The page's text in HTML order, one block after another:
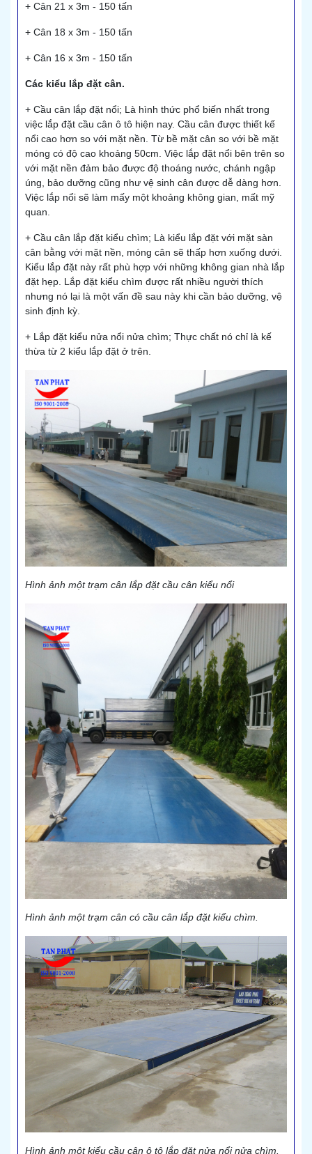
+ Cân 21 x 3m - 150 tấn
+ Cân 18 x 3m - 150 tấn
+ Cân 16 x 3m - 150 tấn
Các kiểu lắp đặt cân.
+ Cầu cân lắp đặt nổi; Là hình thức phổ biến nhất trong
việc lắp đặt cầu cân ô tô hiện nay. Cầu cân được thiết kế
nổi cao hơn so với mặt nền. Từ bề mặt cân so với bề mặt
móng có độ cao khoảng 50cm. Việc lắp đặt nổi bên trên so
với mặt nền đảm bảo được độ thoáng nước, chánh ngập
úng, bảo dưỡng cũng như vệ sinh cân được dễ dàng hơn.
Việc lắp nổi sẽ làm mấy một khoảng không gian, mất mỹ
quan.
+ Cầu cân lắp đặt kiểu chìm; Là kiểu lắp đặt với mặt sàn
cân bằng với mặt nền, móng cân sẽ thấp hơn xuống dưới.
Kiểu lắp đặt này rất phù hợp với những không gian nhà lắp
đặt hẹp. Lắp đặt kiểu chìm được rất nhiều người thích
nhưng nó lại là một vấn đề sau này khi cần bảo dưỡng, vệ
sinh định kỳ.
+ Lắp đặt kiểu nửa nổi nửa chìm; Thực chất nó chỉ là kế
thừa từ 2 kiểu lắp đặt ở trên.
Hình ảnh một trạm cân lắp đặt cầu cân kiểu nổi
Hình ảnh một trạm cân có cầu cân lắp đặt kiểu chìm.
Hình ảnh một kiểu cầu cân ô tô lắp đặt nửa nổi nửa chìm.